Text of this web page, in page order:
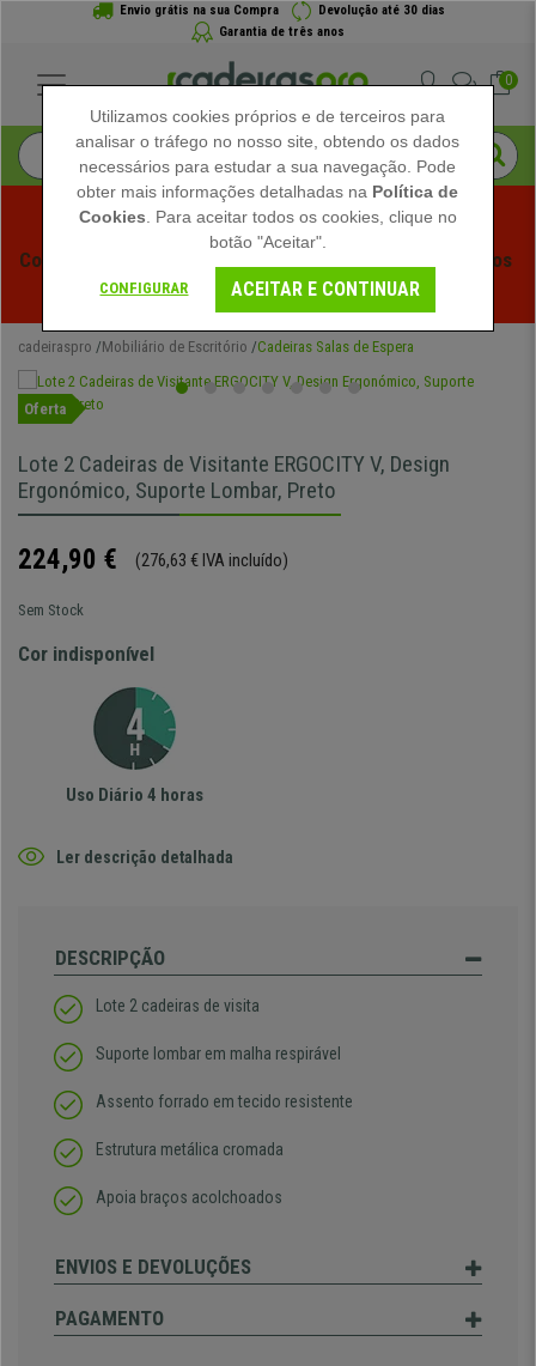
Envio grátis na sua Compra
Devolução até 30 dias
Garantia de três anos
0
Começam os Saldos de Verão em Cadeiraspro! Descontos
Exclusivos por Tempo Limitado - Ver Promoção
cadeiraspro Mobiliário de Escritório Cadeiras Salas de Espera
Oferta
Lote 2 Cadeiras de Visitante ERGOCITY V, Design
Ergonómico, Suporte Lombar, Preto
224,90 € (276,63 € IVA incluído)
Sem Stock
Cor indisponível
Uso Diário 4 horas
Ler descrição detalhada
DESCRIPÇÃO
Lote 2 cadeiras de visita
Suporte lombar em malha respirável
Assento forrado em tecido resistente
Estrutura metálica cromada
Apoia braços acolchoados
ENVIOS E DEVOLUÇÕES
PAGAMENTO
Utilizamos cookies próprios e de terceiros para
analisar o tráfego no nosso site, obtendo os dados
necessários para estudar a sua navegação. Pode
obter mais informações detalhadas na Política de
Cookies . Para aceitar todos os cookies, clique no
botão "Aceitar".
CONFIGURAR ACEITAR E CONTINUAR